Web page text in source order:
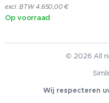
excl. BTW 4.650,00 €
Op voorraad
© 2026 All
Wij respecteren